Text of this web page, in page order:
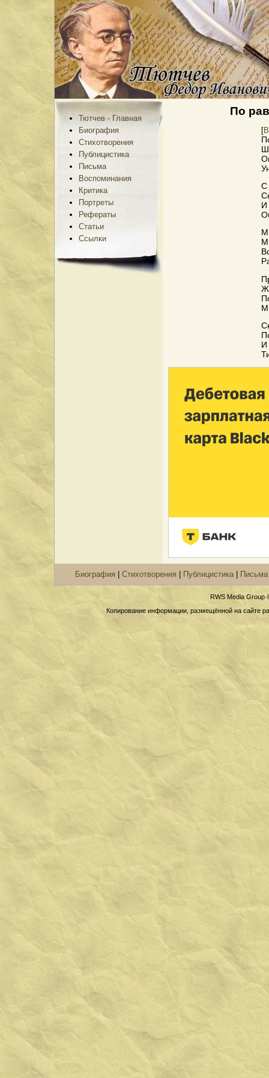
Тютчев - Главная
Биография
Стихотворения
Публицистика
Письма
Воспоминания
Критика
Портреты
Рефераты
Статьи
Сcылки
По
[
С
И
И
Биография Стихотворения Публицистика| Письма
RWS Media
Копирование информации, размещённой на сайте